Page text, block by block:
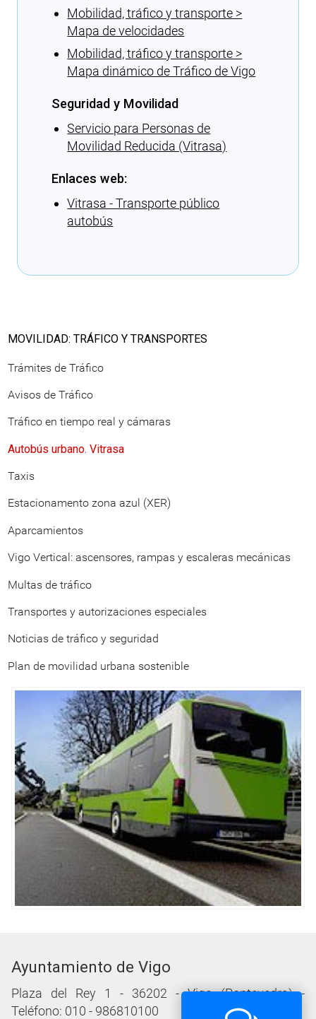
Mobilidad, tráfico y transporte >
Mapa de velocidades
Mobilidad, tráfico y transporte >
Mapa dinámico de Tráfico de Vigo
Seguridad y Movilidad
Servicio para Personas de
Movilidad Reducida (Vitrasa)
Enlaces web:
Vitrasa - Transporte público
autobús
MOVILIDAD: TRÁFICO Y TRANSPORTES
Trámites de Tráfico
Avisos de Tráfico
Tráfico en tiempo real y cámaras
Autobús urbano. Vitrasa
Taxis
Estacionamento zona azul (XER)
Aparcamientos
Vigo Vertical: ascensores, rampas y escaleras mecánicas
Multas de tráfico
Transportes y autorizaciones especiales
Noticias de tráfico y seguridad
Plan de movilidad urbana sostenible
Ayuntamiento de Vigo
Plaza del Rey 1 - 36202 - Vigo (Pontevedra) -
Teléfono: 010 - 986810100